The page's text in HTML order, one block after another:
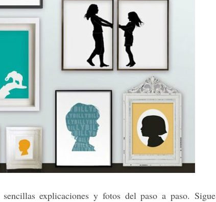
explicaciones y fotos del paso a paso.